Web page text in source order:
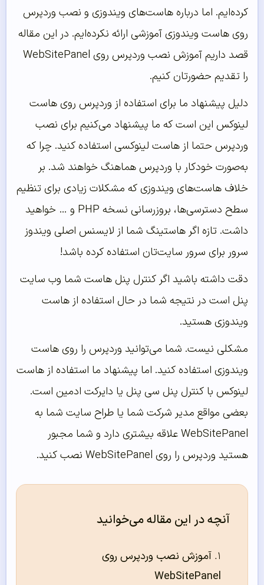
کرده‌ایم. اما درباره هاست‌های ویندوزی و نصب وردپرس
روی هاست ویندوزی آموزشی ارائه نکرده‌ایم. در این مقاله
قصد داریم آموزش نصب وردپرس روی WebSitePanel
را تقدیم حضورتان کنیم.
دلیل پیشنهاد ما برای استفاده از وردپرس روی هاست
لینوکس این است که ما پیشنهاد می‌کنیم برای نصب
وردپرس حتما از هاست لینوکسی استفاده کنید. چرا که
به‌صورت خودکار با وردپرس هماهنگ خواهند شد. بر
خلاف هاست‌های ویندوزی که مشکلات زیادی برای تنظیم
سطح دسترسی‌ها، بروزرسانی نسخه PHP و … خواهید
داشت. تازه اگر هاستینگ شما از لایسنس اصلی ویندوز
سرور برای سرور سایت‌تان استفاده کرده باشد!
دقت داشته باشید اگر کنترل پنل هاست شما وب سایت
پنل است در نتیجه شما در حال استفاده از هاست
ویندوزی هستید.
مشکلی نیست. شما می‌توانید وردپرس را روی هاست
ویندوزی استفاده کنید. اما پیشنهاد ما استفاده از هاست
لینوکس با کنترل پنل سی پنل یا دایرکت ادمین است.
بعضی مواقع مدیر شرکت شما یا طراح سایت شما به
WebSitePanel علاقه بیشتری دارد و شما مجبور
هستید وردپرس را روی WebSitePanel نصب کنید.
آنچه در این مقاله می‌خوانید
آموزش نصب وردپرس روی
WebSitePanel